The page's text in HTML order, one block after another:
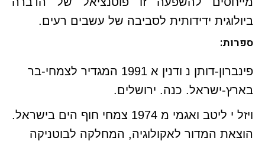
ביולוגית ידידותית לסביבה של עשבים רעים.
ספרות:
פינברון-דותן נ ודנין א 1991 המגדיר לצמחי-בר
בארץ-ישראל. כנה. ירושלים.
ויזל י ליטב ואגמי מ 1974 צמחי חוף הים בישראל.
הוצאת המדור לאקולוגיה, המחלקה לבוטניקה